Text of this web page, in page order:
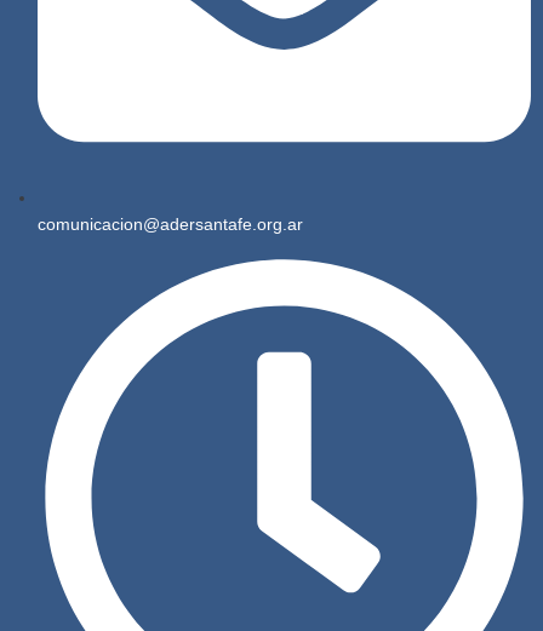
comunicacion@adersantafe.org.ar